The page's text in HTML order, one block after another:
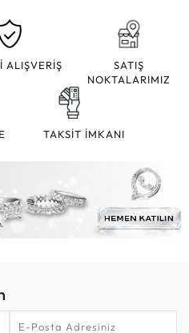
ALIŞVERİŞ
SATIŞ
NOKTALARIMIZ
TAKSİT İMKANI